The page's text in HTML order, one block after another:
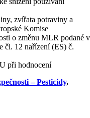
zvířata potraviny a
Komise
o změnu MLR podané v
čl. 12 nařízení (ES) č.
při hodnocení
– Pesticidy.